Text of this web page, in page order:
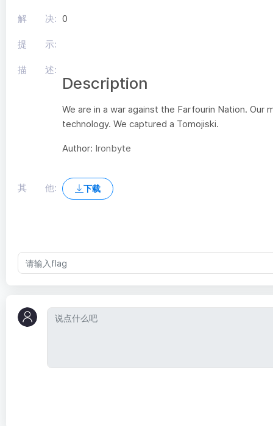
解 决: 0
提 示:
描 述:
Description
We are in a war against the Farfourin Nation. Our
technology. We captured a Tomojiski.
Author: Ironbyte
其 他: 下载